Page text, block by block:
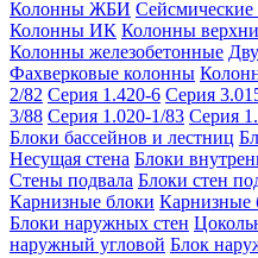
Колонны ЖБИ
Колонны ИК Колонны
Колонны железобетонные
Фахверковые колонны
2/82 Серия 1.420-6 Серия
3/88 Серия 1.020-1/83 Серия
Блоки бассейнов и лестниц
Несущая стена Блоки
Стены подвала Блоки стен
Карнизные блоки Карнизные
Блоки наружных стен
наружный угловой Блок